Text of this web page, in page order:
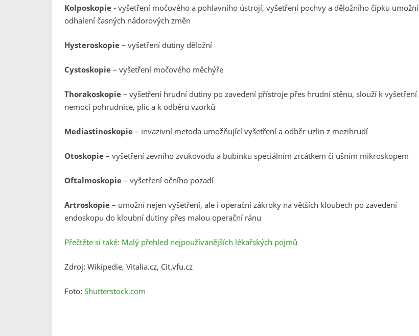
Kolposkopie - vyšetření močového a pohlavního ústrojí, vyšetření pochvy a děložního čípku umožní
odhalení časných nádorových změn
Hysteroskopie – vyšetření dutiny děložní
Cystoskopie – vyšetření močového měchýře
Thorakoskopie – vyšetření hrudní dutiny po zavedení přístroje přes hrudní stěnu, slouží k vyšetření
nemocí pohrudnice, plic a k odběru vzorků
Mediastinoskopie – invazivní metoda umožňující vyšetření a odběr uzlin z mezihrudí
Otoskopie – vyšetření zevního zvukovodu a bubínku speciálním zrcátkem či ušním mikroskopem
Oftalmoskopie – vyšetření očního pozadí
Artroskopie – umožní nejen vyšetření, ale i operační zákroky na větších kloubech po zavedení
endoskopu do kloubní dutiny přes malou operační ránu
Přečtěte si také: Malý přehled nejpoužívanějších lékařských pojmů
Zdroj: Wikipedie, Vitalia.cz, Cit.vfu.cz
Foto: Shutterstock.com